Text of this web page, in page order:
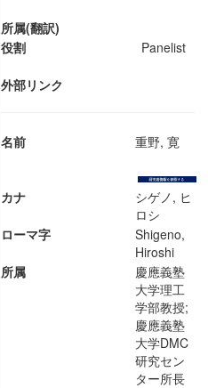
所属(翻訳)
役割
Panelist
外部リンク
名前 重野, 寛
カナ
シゲノ, ヒ
ロシ
ローマ字
Shigeno,
Hiroshi
所属
慶應義塾
大学理工
学部教授;
慶應義塾
大学DMC
研究セン
ター所長